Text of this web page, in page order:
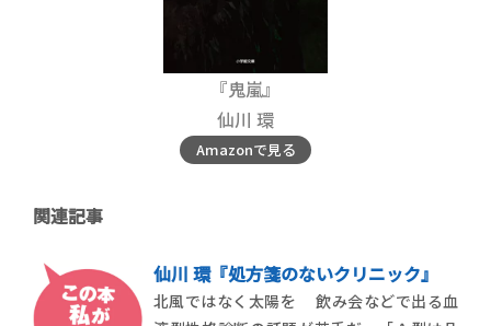
『鬼嵐』
仙川 環
Amazonで見る
関連記事
仙川 環『処方箋のないクリニック』
北風ではなく太陽を 飲み会などで出る血